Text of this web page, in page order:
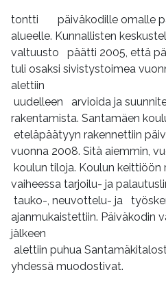
tontti päiväkodille omalle
alueelle. Kunnallisten
valtuusto päätti 2005, että
tuli osaksi sivistystoimea
alettiin
uudelleen arvioida ja
rakentamista. Santamäen
eteläpäätyyn rakennettiin
vuonna 2008. Sitä aiemmin,
koulun tiloja. Koulun keittiöön
vaiheessa tarjoilu- ja
tauko-, neuvottelu- ja
ajanmukaistettiin. Päiväkodin
jälkeen
alettiin puhua
yhdessä muodostivat.